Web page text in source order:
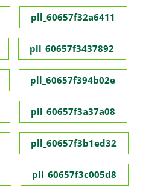
pll_60657f32a6411
pll_60657f3437892
pll_60657f394b02e
pll_60657f3a37a08
pll_60657f3b1ed32
pll_60657f3c005d8